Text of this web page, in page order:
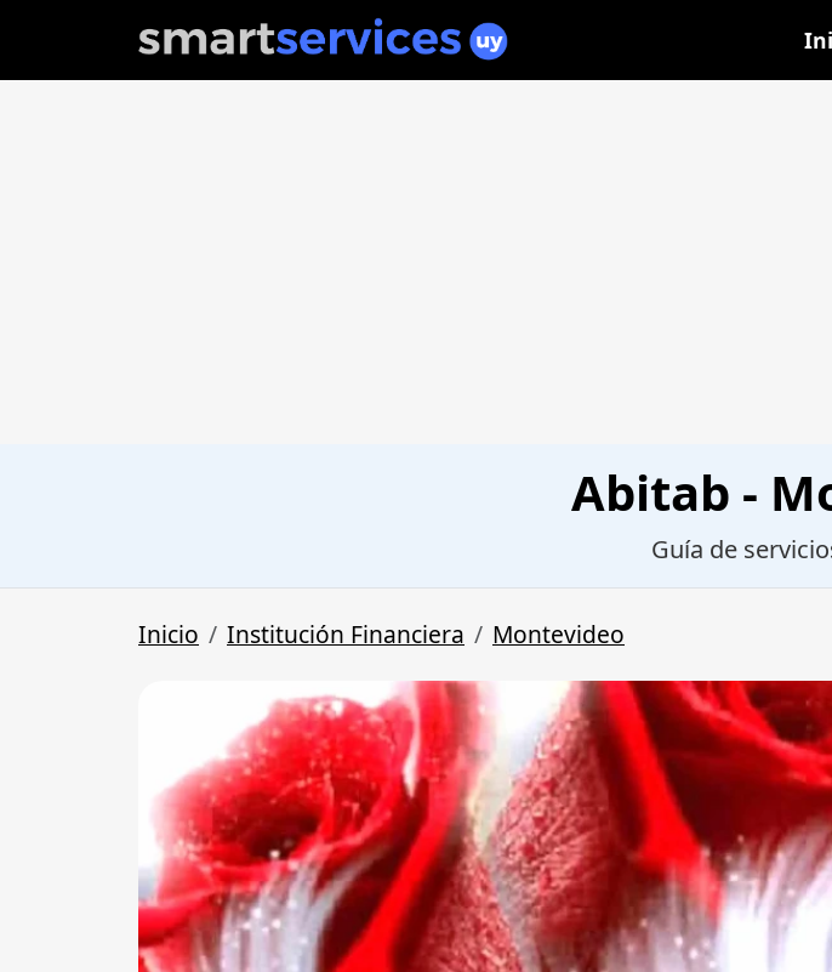
Abitab -
Guía de
Inicio Institución Financiera Montevideo